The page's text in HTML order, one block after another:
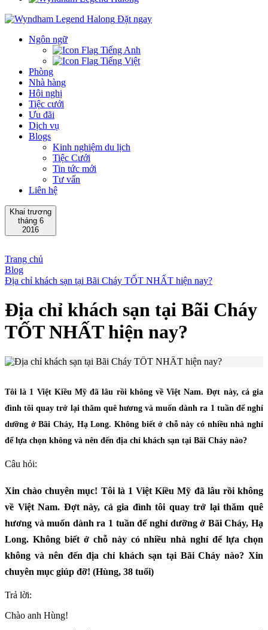
Đặt ngay
Ngôn ngữ
Tiếng Anh
Tiếng Việt
Phòng
Nhà hàng
Hội nghị
Tiệc cưới
Ưu đãi
Dịch vụ
Blogs
Kinh nghiệm du lịch
Tiệc Cưới
Tin tức mới
Tư vấn
Liên hệ
Khai trương
tháng 6
2016
Trang chủ
Blog
Địa chỉ khách sạn tại Bãi Cháy TỐT NHẤT hiện nay?
Địa chỉ khách sạn tại Bãi Cháy
TỐT NHẤT hiện nay?
Tôi là 1 Việt Kiều Mỹ đã lâu rồi không về Việt Nam. Đợt này, cả gia
đình tôi quay trở lại thăm quê hương và muốn dành ra 1 tuần để nghỉ
dưỡng ở Bãi Cháy, Hạ Long. Không biết ở chỗ này có nhiều nhà nghỉ
để lựa chọn không và nên đến địa chỉ khách sạn tại Bãi Cháy nào?
Câu hỏi:
Xin chào chuyên mục! Tôi là 1 Việt Kiều Mỹ đã lâu rồi không
về Việt Nam. Đợt này, cả gia đình tôi quay trở lại thăm quê
hương và muốn dành ra 1 tuần để nghỉ dưỡng ở Bãi Cháy, Hạ
Long. Không biết ở chỗ này có nhiều nhà nghỉ để lựa chọn
không và nên đến địa chỉ khách sạn tại Bãi Cháy nào? Xin
chuyên mục giúp đỡ! (Hùng, 38 tuổi)
Trả lời:
Chào anh Hùng!